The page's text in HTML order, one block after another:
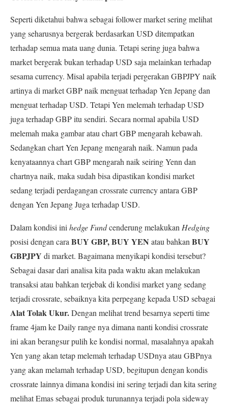
Seperti diketahui bahwa sebagai follower market sering melihat
yang seharusnya bergerak berdasarkan USD ditempatkan
terhadap semua mata uang dunia. Tetapi sering juga bahwa
market bergerak bukan terhadap USD saja melainkan terhadap
sesama currency. Misal apabila terjadi pergerakan GBPJPY naik
artinya di market GBP naik menguat terhadap Yen Jepang dan
menguat terhadap USD. Tetapi Yen melemah terhadap USD
juga terhadap GBP itu sendiri. Secara normal apabila USD
melemah maka gambar atau chart GBP mengarah kebawah.
Sedangkan chart Yen Jepang mengarah naik. Namun pada
kenyataannya chart GBP mengarah naik seiring Yenn dan
chartnya naik, maka sudah bisa dipastikan kondisi market
sedang terjadi perdagangan crossrate currency antara GBP
dengan Yen Jepang Juga terhadap USD.
Dalam kondisi inihedge Fundcenderung melakukanHedging
posisi dengan caraBUY GBP, BUY YEN atau bahkanBUY
GBPJPY di market. Bagaimana menyikapi kondisi tersebut?
Sebagai dasar dari analisa kita pada waktu akan melakukan
transaksi atau bahkan terjebak di kondisi market yang sedang
terjadi crossrate, sebaiknya kita perpegang kepada USD sebagai
Alat Tolak Ukur.Dengan melihat trend besarnya seperti time
frame 4jam ke Daily range nya dimana nanti kondisi crossrate
ini akan berangsur pulih ke kondisi normal, masalahnya apakah
Yen yang akan tetap melemah terhadap USDnya atau GBPnya
yang akan melamah terhadap USD, begitupun dengan kondis
crossrate lainnya dimana kondisi ini sering terjadi dan kita sering
melihat Emas sebagai produk turunannya terjadi pola sideway